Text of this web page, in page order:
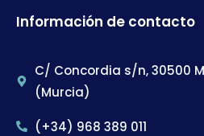
Información de contacto
C/ Concordia s/n, 30500
(Murcia)
(+34) 968 389 011